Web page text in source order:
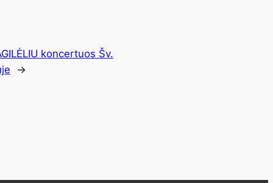
koncertuos Šv.
→